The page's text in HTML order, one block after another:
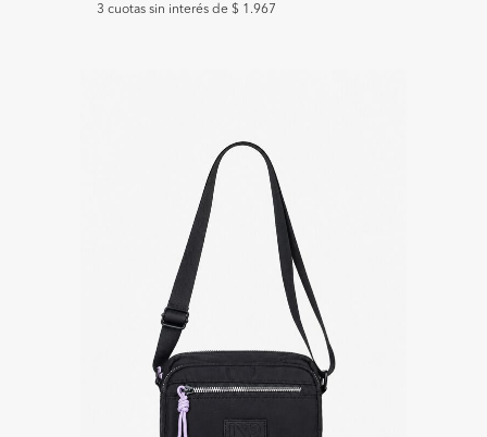
3 cuotas sin interés de $ 1.967